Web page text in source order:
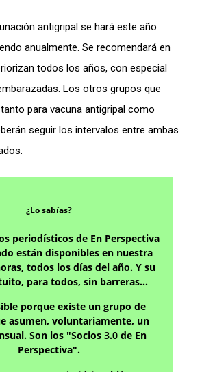
antigripal se hará este año
anualmente. Se recomendará en
todos los años, con especial
Los otros grupos que
para vacuna antigripal como
seguir los intervalos entre ambas
¿Lo sabías?
periodísticos de En Perspectiva
están disponibles en nuestra
todos los días del año. Y su
para todos, sin barreras…
porque existe un grupo de
asumen, voluntariamente, un
Son los "Socios 3.0 de En
Perspectiva".